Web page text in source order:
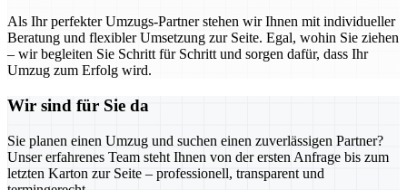
Als Ihr perfekter Umzugs-Partner stehen wir Ihnen mit individueller
Beratung und flexibler Umsetzung zur Seite. Egal, wohin Sie ziehen
– wir begleiten Sie Schritt für Schritt und sorgen dafür, dass Ihr
Umzug zum Erfolg wird.
Wir sind für Sie da
Sie planen einen Umzug und suchen einen zuverlässigen Partner?
Unser erfahrenes Team steht Ihnen von der ersten Anfrage bis zum
letzten Karton zur Seite – professionell, transparent und